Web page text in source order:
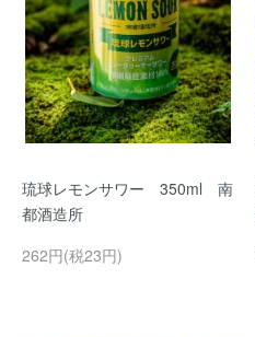
琉球レモンサワー 350ml 南
都酒造所
262円(税23円)